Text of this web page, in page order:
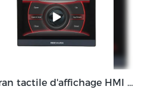
7" écran tactile d'affichage HMI Rs485 RTU Modbus HMI panneau Mc-H070